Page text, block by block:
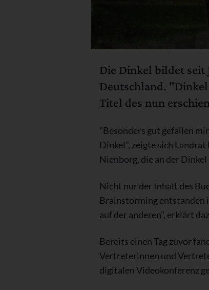
Die Dinkel bildet seit
Deutschland.
Titel des nun
"Besonders gut gefallen
Dinkel", zeigte sich
Nienborg, die an der
Nicht nur der Inhalt des
Brainstorming entstanden
auf der anderen", erklärt
Bereits einen Tag zuvor
Vertreterinnen und
digitalen Videokonferenz